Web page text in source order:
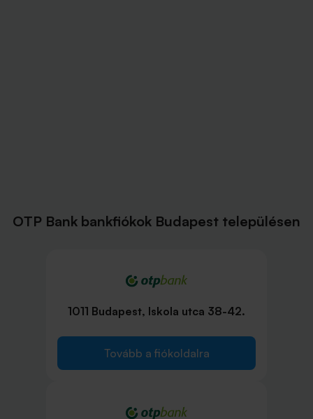
OTP Bank bankfiókok Budapest településen
1011 Budapest, Iskola utca 38-42.
Tovább a fiókoldalra